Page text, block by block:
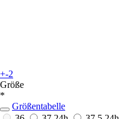
+-2
Größe
*
Größentabelle